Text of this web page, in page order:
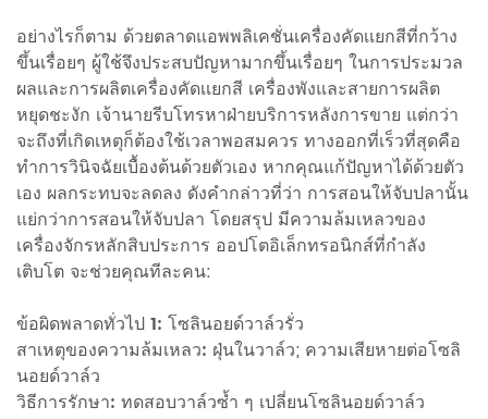
อย่างไรก็ตาม ด้วยตลาดแอพพลิเคชั่นเครื่องคัดเเยกสีที่กว้าง
ขึ้นเรื่อยๆ ผู้ใช้จึงประสบปัญหามากขึ้นเรื่อยๆ ในการประมวล
ผลและการผลิตเครื่องคัดเเยกสี เครื่องพังและสายการผลิต
หยุดชะงัก เจ้านายรีบโทรหาฝ่ายบริการหลังการขาย แต่กว่า
จะถึงที่เกิดเหตุก็ต้องใช้เวลาพอสมควร ทางออกที่เร็วที่สุดคือ
ทำการวินิจฉัยเบื้องต้นด้วยตัวเอง หากคุณแก้ปัญหาได้ด้วยตัว
เอง ผลกระทบจะลดลง ดังคำกล่าวที่ว่า การสอนให้จับปลานั้น
แย่กว่าการสอนให้จับปลา โดยสรุป มีความล้มเหลวของ
เครื่องจักรหลักสิบประการ ออปโตอิเล็กทรอนิกส์ที่กำลัง
เติบโต จะช่วยคุณทีละคน:
ข้อผิดพลาดทั่วไป 1: โซลินอยด์วาล์วรั่ว
สาเหตุของความล้มเหลว: ฝุ่นในวาล์ว; ความเสียหายต่อโซลิ
นอยด์วาล์ว
วิธีการรักษา: ทดสอบวาล์วซ้ำ ๆ เปลี่ยนโซลินอยด์วาล์ว